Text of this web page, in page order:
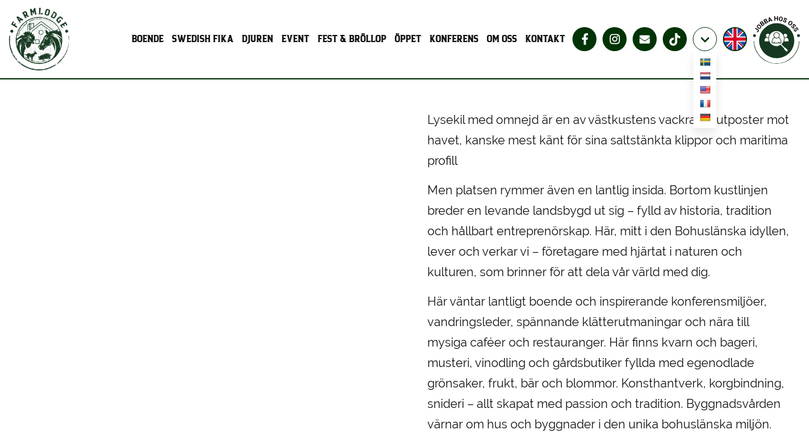
BOENDE SWEDISH FIKA DJUREN EVENT FEST & BRÖLLOP ÖPPET KONFERENS OM OSS KONTAKT
Lysekil med omnejd är en av västkustens vackraste utposter mot
havet, kanske mest känt för sina saltstänkta klippor och maritima
profill
Men platsen rymmer även en lantlig insida. Bortom kustlinjen
breder en levande landsbygd ut sig – fylld av historia, tradition
och hållbart entreprenörskap. Här, mitt i den Bohuslänska idyllen,
lever och verkar vi – företagare med hjärtat i naturen och
kulturen, som brinner för att dela vår värld med dig.
Här väntar lantligt boende och inspirerande konferensmiljöer,
vandringsleder, spännande klätterutmaningar och nära till
mysiga caféer och restauranger. Här finns kvarn och bageri,
musteri, vinodling och gårdsbutiker fyllda med egenodlade
grönsaker, frukt, bär och blommor. Konsthantverk, korgbindning,
snideri – allt skapat med passion och tradition. Byggnadsvården
värnar om hus och byggnader i den unika bohuslänska miljön.